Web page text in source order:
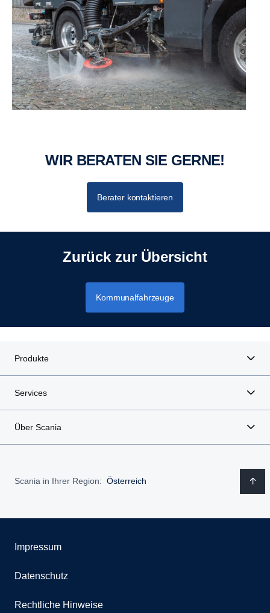
WIR BERATEN SIE GERNE!
Berater kontaktieren
Zurück zur Übersicht
Kommunalfahrzeuge
Produkte
Services
Über Scania
Scania in Ihrer Region: Österreich
Impressum
Datenschutz
Rechtliche Hinweise